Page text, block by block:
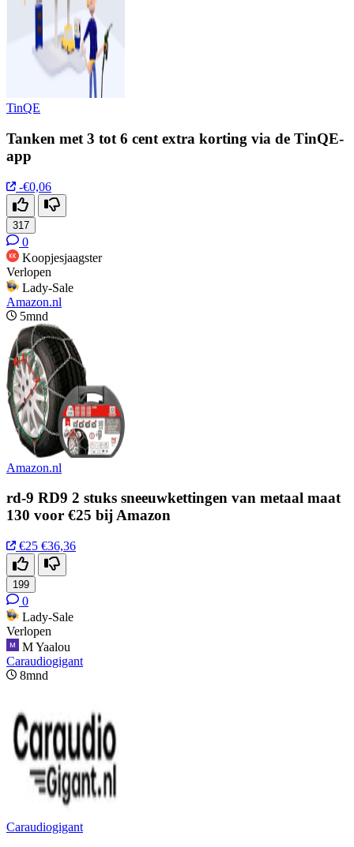
TinQE
Tanken met 3 tot 6 cent extra korting via de TinQE-
app
-€0,06
317
0
Koopjesjaagster
Verlopen
Lady-Sale
Amazon.nl
5mnd
Amazon.nl
rd-9 RD9 2 stuks sneeuwkettingen van metaal maat
130 voor €25 bij Amazon
€25 €36,36
199
0
Lady-Sale
Verlopen
M Yaalou
Caraudiogigant
8mnd
Caraudiogigant